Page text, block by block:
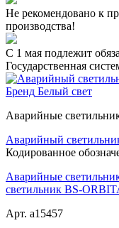
Не рекомендовано к
производства!
C 1 мая подлежит
Государственная
Бренд Белый свет
Аварийные
Аварийный
Кодированное
Аварийные
светильник BS-
Арт. a15457